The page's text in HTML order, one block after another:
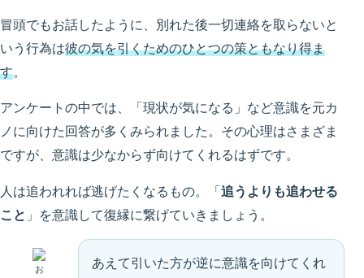
冒頭でもお話したように、別れた後一切連絡を取らないと
いう行為は彼の気を引くためのひとつの策ともなり得ま
す。
アンケートの中では、「現状が気になる」など意識を元カ
ノに向けた回答が多くみられました。その心理はさまざま
ですが、意識は少なからず向けてくれるはずです。
人は追われれば逃げたくなるもの。「追うよりも追わせる
こと 」を意識して復縁に繋げていきましょう。
あえて引いた方が逆に意識を向けてくれ